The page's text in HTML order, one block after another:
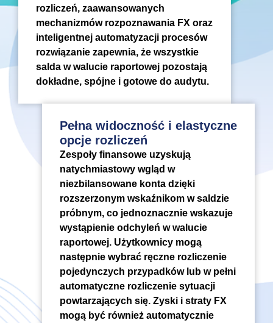
rozliczeń, zaawansowanych
mechanizmów rozpoznawania FX oraz
inteligentnej automatyzacji procesów
rozwiązanie zapewnia, że wszystkie
salda w walucie raportowej pozostają
dokładne, spójne i gotowe do audytu.
Pełna widoczność i elastyczne
opcje rozliczeń
Zespoły finansowe uzyskują
natychmiastowy wgląd w
niezbilansowane konta dzięki
rozszerzonym wskaźnikom w saldzie
próbnym, co jednoznacznie wskazuje
wystąpienie odchyleń w walucie
raportowej. Użytkownicy mogą
następnie wybrać ręczne rozliczenie
pojedynczych przypadków lub w pełni
automatyczne rozliczenie sytuacji
powtarzających się. Zyski i straty FX
mogą być również automatycznie